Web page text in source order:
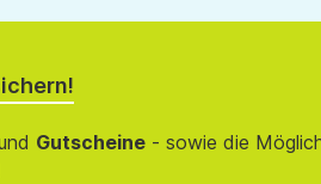
Gutscheine- sowie die